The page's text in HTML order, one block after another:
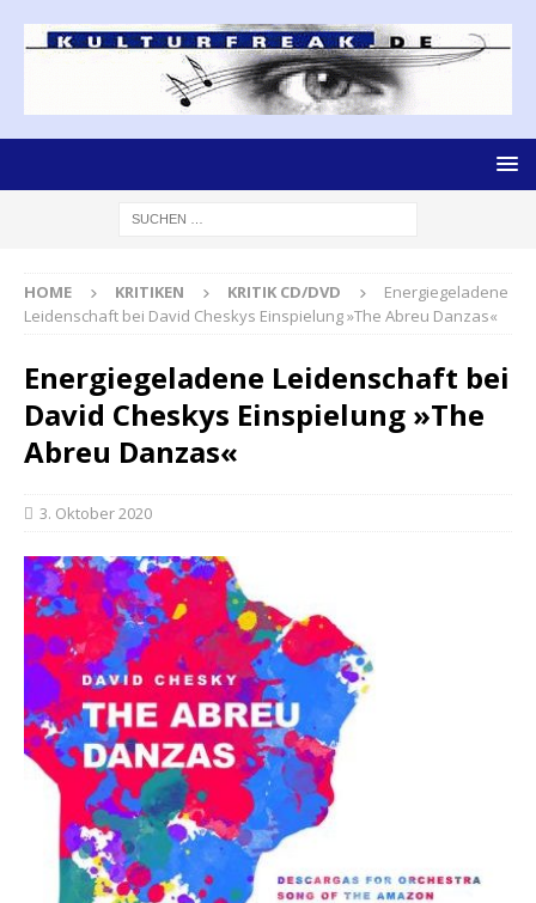
HOME KRITIKEN KRITIK CD/DVD
Energiegeladene
Leidenschaft bei David Cheskys Einspielung »The Abreu Danzas«
Energiegeladene Leidenschaft bei
David Cheskys Einspielung »The
Abreu Danzas«
3. Oktober 2020